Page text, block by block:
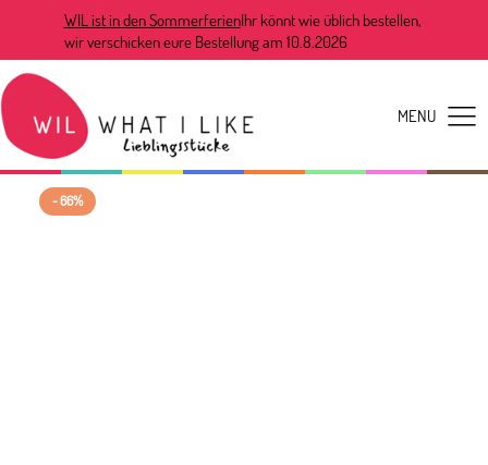
WIL ist in den SommerferienIhr könnt wie üblich bestellen,
wir verschicken eure Bestellung am 10.8.2026
- 66%